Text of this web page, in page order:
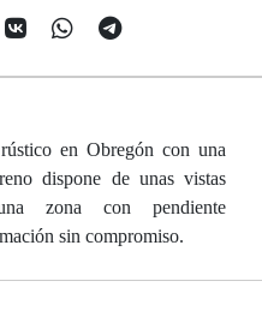
en Obregón con una
dispone de unas vistas
zona con pendiente
sin compromiso.